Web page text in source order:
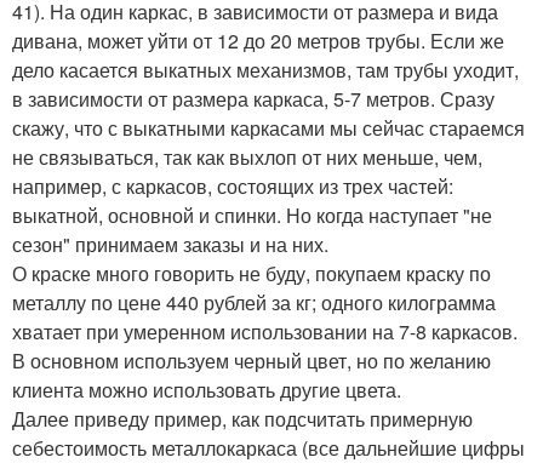
41). На один каркас, в зависимости от размера и вида
дивана, может уйти от 12 до 20 метров трубы. Если же
дело касается выкатных механизмов, там трубы уходит,
в зависимости от размера каркаса, 5-7 метров. Сразу
скажу, что с выкатными каркасами мы сейчас стараемся
не связываться, так как выхлоп от них меньше, чем,
например, с каркасов, состоящих из трех частей:
выкатной, основной и спинки. Но когда наступает "не
сезон" принимаем заказы и на них.
О краске много говорить не буду, покупаем краску по
металлу по цене 440 рублей за кг; одного килограмма
хватает при умеренном использовании на 7-8 каркасов.
В основном используем черный цвет, но по желанию
клиента можно использовать другие цвета.
Далее приведу пример, как подсчитать примерную
себестоимость металлокаркаса (все дальнейшие цифры